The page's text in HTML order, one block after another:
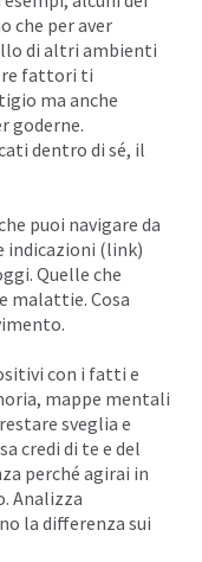
che per aver
di altri ambienti
fattori ti
ma anche
goderne.
dentro di sé, il
puoi navigare da
indicazioni (link)
Quelle che
malattie. Cosa
con i fatti e
, mappe mentali
sveglia e
credi di te e del
perché agirai in
Analizza
la differenza sui